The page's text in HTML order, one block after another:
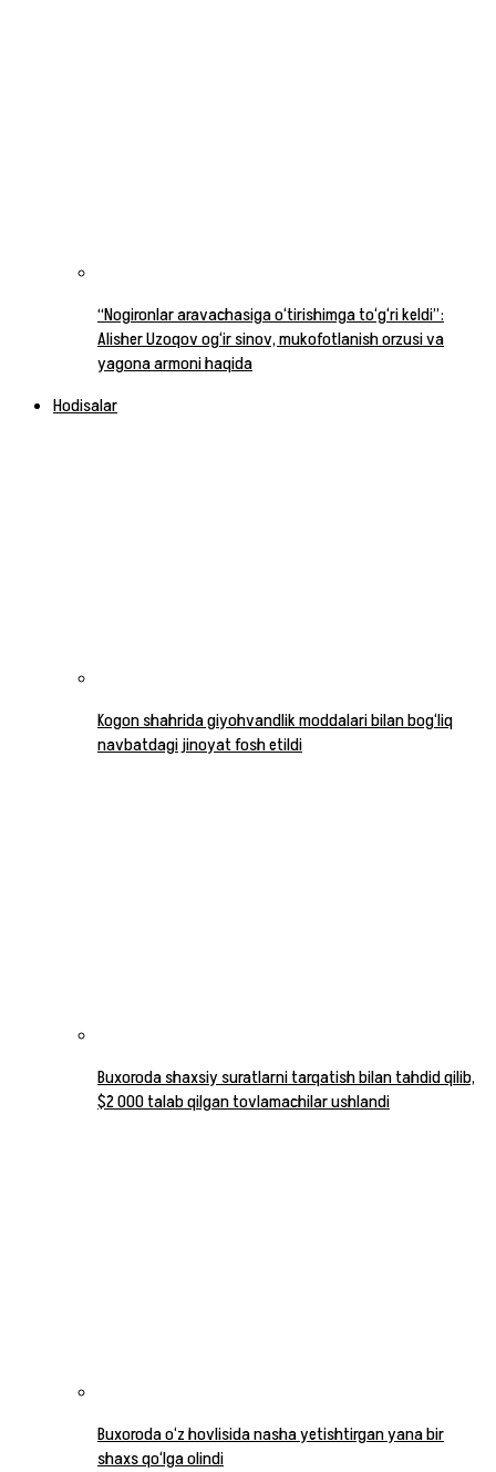
“Nogironlar aravachasiga o‘tirishimga to‘g‘ri keldi”:
Alisher Uzoqov og‘ir sinov, mukofotlanish orzusi va
yagona armoni haqida
Hodisalar
Kogon shahrida giyohvandlik moddalari bilan bog‘liq
navbatdagi jinoyat fosh etildi
Buxoroda shaxsiy suratlarni tarqatish bilan tahdid qilib,
$2 000 talab qilgan tovlamachilar ushlandi
Buxoroda o‘z hovlisida nasha yetishtirgan yana bir
shaxs qo‘lga olindi